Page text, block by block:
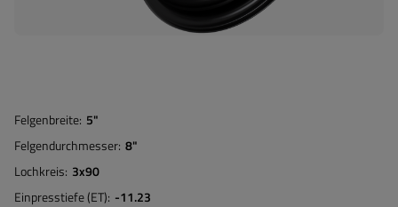
Felgenbreite 5"
Felgendurchmesser 8"
Lochkreis 3x90
Einpresstiefe (ET) -11.23